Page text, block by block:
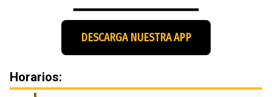
DESCARGA NUESTRA APP
Horarios: